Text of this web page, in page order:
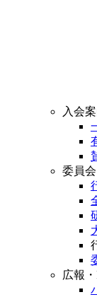
入会
委員
広報・